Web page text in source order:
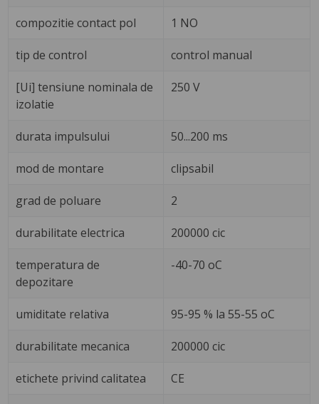
compozitie contact pol 1 NO
tip de control control manual
[Ui] tensiune nominala de
izolatie
250 V
durata impulsului 50...200 ms
mod de montare clipsabil
grad de poluare 2
durabilitate electrica 200000 cic
temperatura de
depozitare
-40-70 oC
umiditate relativa 95-95 % la 55-55 oC
durabilitate mecanica 200000 cic
etichete privind calitatea CE